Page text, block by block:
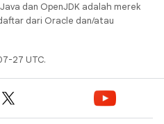
dan OpenJDK adalah merek
dari Oracle dan/atau
27 UTC.